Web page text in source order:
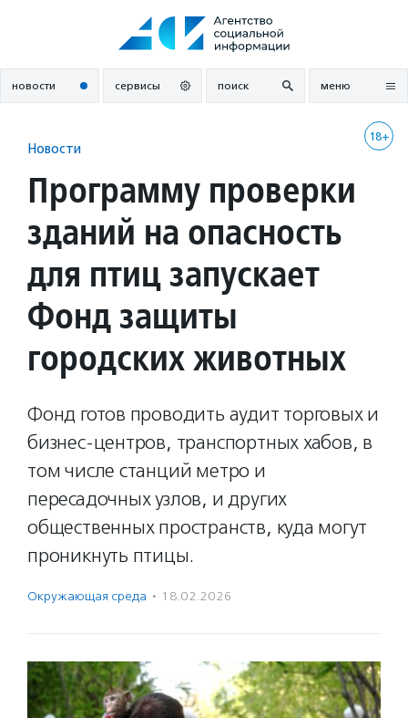
новости сервисы поиск меню
18+
Новости
Программу проверки
зданий на опасность
для птиц запускает
Фонд защиты
городских животных
Фонд готов проводить аудит торговых и
бизнес-центров, транспортных хабов, в
том числе станций метро и
пересадочных узлов, и других
общественных пространств, куда могут
проникнуть птицы.
Окружающая среда · 18.02.2026